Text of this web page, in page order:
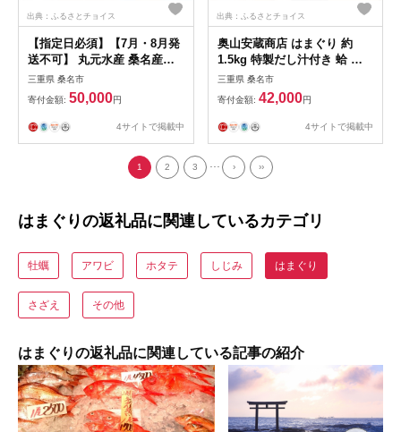
出典：ふるさとチョイス
【指定日必須】【7月・8月発
送不可】 丸元水産 桑名産蛤
（ハマグリ） 4.0kg はまぐり
ハマグリ 蛤 活 砂抜き済 肉厚
BBQ キャンプ 網焼き 魚介 貝
魚貝 活はまぐり 焼きはま 海
エリア パスタ 桑名 日にち指
定 焼きはまぐり 焼き蛤 その
三重県 桑名市
寄付金額: 50,000円
4サイトで掲載中
出典：ふるさとチョイス
奥山安蔵商店 はまぐり 約
1.5kg 特製だし汁付き 蛤 貝
魚介 魚介類 海鮮 地はまぐり
希少 出汁 酒蒸し 焼きはまぐ
り 産地直送 冷蔵
三重県 桑名市
寄付金額: 42,000円
4サイトで掲載中
1 2 3 ... › ››
はまぐりの返礼品に関連しているカテゴリ
牡蠣 アワビ ホタテ しじみ はまぐり
さざえ その他
はまぐりの返礼品に関連している記事の紹介